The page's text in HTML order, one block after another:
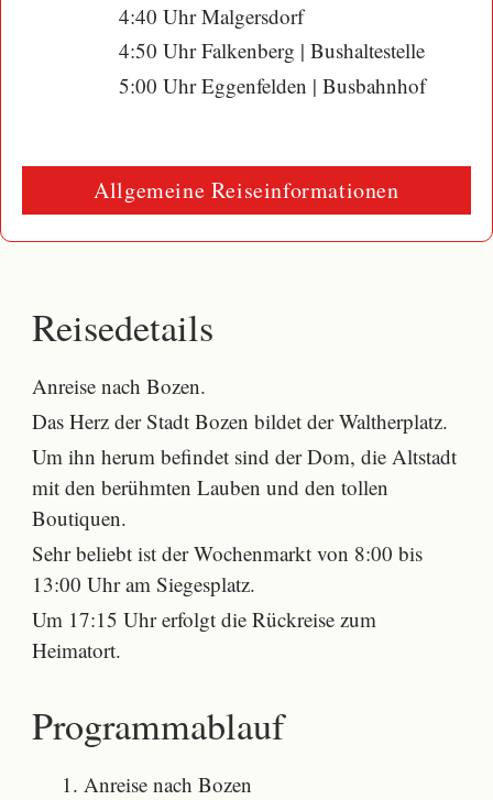
Reisedetails
Anreise nach Bozen.
Das Herz der Stadt Bozen bildet der Waltherplatz.
Um ihn herum befindet sind der Dom, die Altstadt
mit den berühmten Lauben und den tollen
Boutiquen.
Sehr beliebt ist der Wochenmarkt von 8:00 bis
13:00 Uhr am Siegesplatz.
Um 17:15 Uhr erfolgt die Rückreise zum
Heimatort.
Programmablauf
Anreise nach Bozen
4:40 Uhr Malgersdorf
4:50 Uhr Falkenberg | Bushaltestelle
5:00 Uhr Eggenfelden | Busbahnhof
Allgemeine Reiseinformationen